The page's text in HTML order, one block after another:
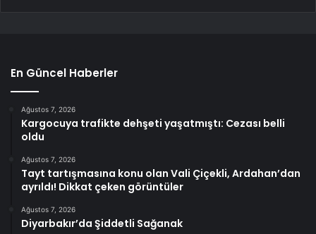
En Güncel Haberler
Ağustos 7, 2026
Kargocuya trafikte dehşeti yaşatmıştı: Cezası belli
oldu
Ağustos 7, 2026
Tayt tartışmasına konu olan Vali Çiçekli, Ardahan’dan
ayrıldı! Dikkat çeken görüntüler
Ağustos 7, 2026
Diyarbakır’da Şiddetli Sağanak